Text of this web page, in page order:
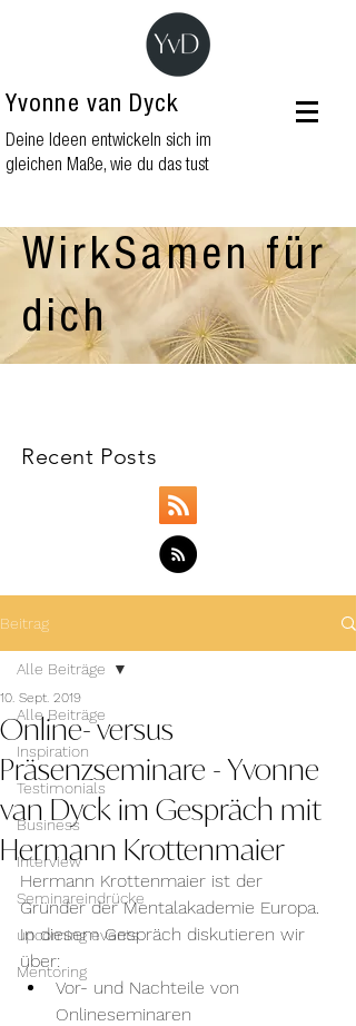
Yvonne van Dyck
Deine Ideen entwickeln sich im
gleichen Maße, wie du das tust
WirkSamen für
dich
Recent Posts
Beitrag
Alle Beiträge
Inspiration
Testimonials
Business
Interview
Seminareindrücke
upcoming events
Mentoring
Alle Beiträge
Online- versus
Präsenzseminare - Yvonne
van Dyck im Gespräch mit
Hermann Krottenmaier
10. Sept. 2019
Hermann Krottenmaier ist der
Gründer der Mentalakademie Europa.
In diesem Gespräch diskutieren wir
über:
Vor- und Nachteile von
Onlineseminaren